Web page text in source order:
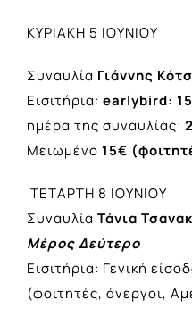
ΚΥΡΙΑΚΗ 5 ΙΟΥΝΙΟΥ
Συναυλία Γιάννης
Εισιτήρια: earlybird:
ημέρα της συναυλίας:
Μειωμένο 15€
ΤΕΤΑΡΤΗ 8 ΙΟΥΝΙΟΥ
Συναυλία Τάνια
Μέρος Δεύτερο
Εισιτήρια: Γενική
(φοιτητές, άνεργοι,